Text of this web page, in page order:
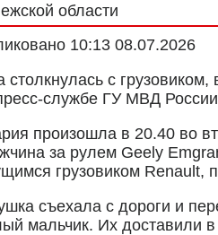
области
10:13 08.07.2026
с
службе ГУ МВД
произошла в 20.40 во
за рулем Geely
грузовиком
съехала с дороги и
мальчик. Их доставили